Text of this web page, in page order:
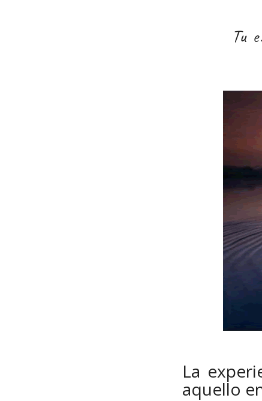
Tu
La
aquello